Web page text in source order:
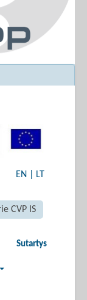
EN LT
CVP IS
Sutartys